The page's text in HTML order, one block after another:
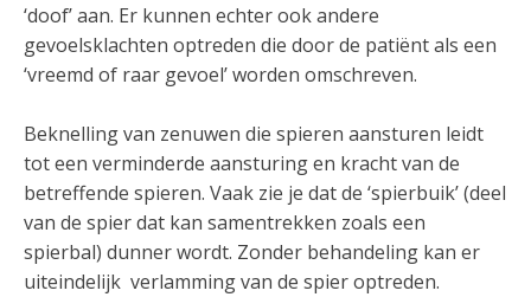
‘doof’ aan. Er kunnen echter ook andere
gevoelsklachten optreden die door de patiënt als een
‘vreemd of raar gevoel’ worden omschreven.
Beknelling van zenuwen die spieren aansturen leidt
tot een verminderde aansturing en kracht van de
betreffende spieren. Vaak zie je dat de ‘spierbuik’ (deel
van de spier dat kan samentrekken zoals een
spierbal) dunner wordt. Zonder behandeling kan er
uiteindelijk verlamming van de spier optreden.